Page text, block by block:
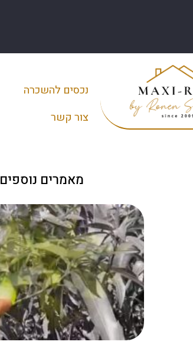
נכסים להשכרה
צור קשר
מאמרים נוספים